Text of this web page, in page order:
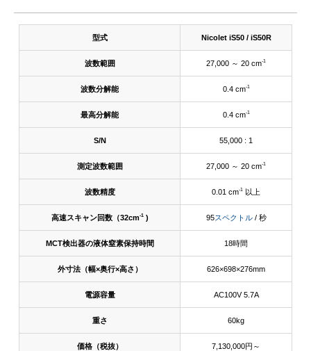
型式 Nicolet iS50 / iS50R
波数範囲 27,000 ～ 20 cm-1
波数分解能 0.4 cm-1
最高分解能 0.4 cm-1
S/N 55,000 : 1
測定波数範囲 27,000 ～ 20 cm-1
波数精度 0.01 cm-1 以上
高速スキャン回数（32cm-1) 95スペクトル/ 秒
MCT検出器の液体窒素保持時間 18時間
外寸法（幅×奥行×高さ） 626×698×276mm
電源容量 AC100V 5.7A
重さ 60kg
価格（税抜） 7,130,000円～